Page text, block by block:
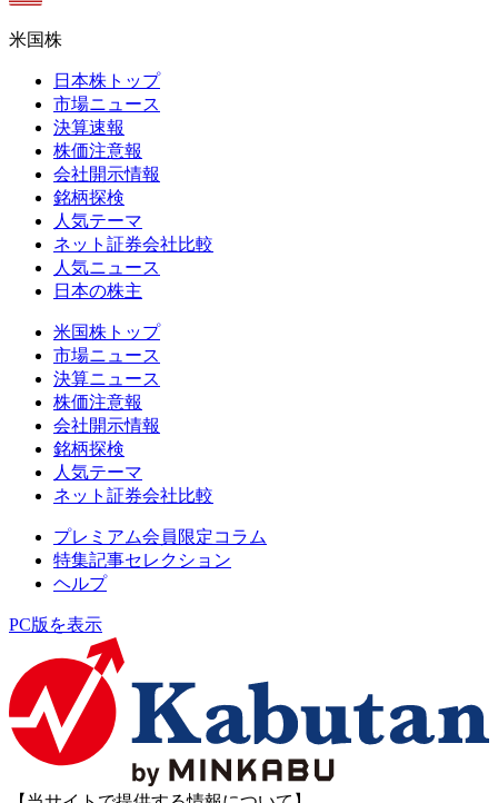
米国株
日本株トップ
市場ニュース
決算速報
株価注意報
会社開示情報
銘柄探検
人気テーマ
ネット証券会社比較
人気ニュース
日本の株主
米国株トップ
市場ニュース
決算ニュース
株価注意報
会社開示情報
銘柄探検
人気テーマ
ネット証券会社比較
プレミアム会員限定コラム
特集記事セレクション
ヘルプ
PC版を表示